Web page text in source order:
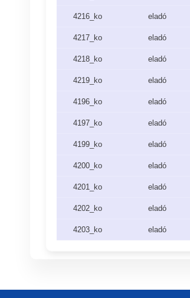
4216_ko eladó
4217_ko eladó
4218_ko eladó
4219_ko eladó
4196_ko eladó
4197_ko eladó
4199_ko eladó
4200_ko eladó
4201_ko eladó
4202_ko eladó
4203_ko eladó